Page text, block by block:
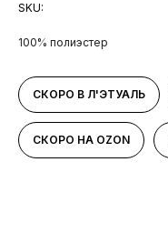
SKU:
100% полиэстер
СКОРО В Л'ЭТУАЛЬ
СКОРО НА OZON